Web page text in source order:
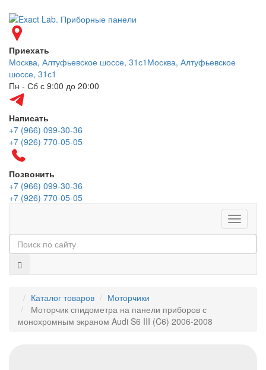
Приехать
Москва, Алтуфьевское шоссе, 31с1 Москва, Алтуфьевское
шоссе, 31с1
Пн - Сб с 9:00 до 20:00
Написать
+7 (966) 099-30-36
+7 (926) 770-05-05
Позвонить
+7 (966) 099-30-36
+7 (926) 770-05-05
Меню
Каталог товаров
Моторчики
Моторчик спидометра на панели приборов с
монохромным экраном Audi S6 III (C6) 2006-2008